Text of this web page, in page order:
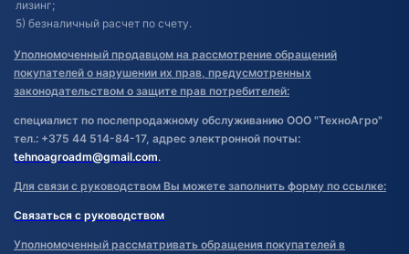
лизинг;
5) безналичный расчет по счету.
Уполномоченный продавцом на рассмотрение обращений
покупателей о нарушении их прав, предусмотренных
законодательством о защите прав потребителей:
специалист по послепродажному обслуживанию ООО "ТехноАгро"
тел.: +375 44 514-84-17, адрес электронной почты:
tehnoagroadm@gmail.com.
Для связи с руководством Вы можете заполнить форму по ссылке:
Связаться с руководством
Уполномоченный рассматривать обращения покупателей в